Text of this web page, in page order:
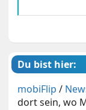
Du bist hier:
mobiFlip /
dort sein, wo